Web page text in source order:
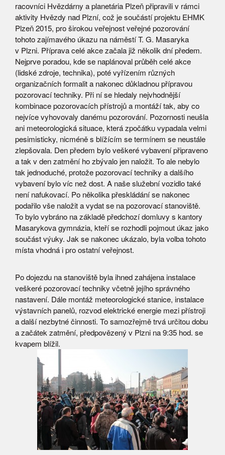
racovníci Hvězdárny a planetária Plzeň připravili v rámci
aktivity Hvězdy nad Plzní, což je součástí projektu EHMK
Plzeň 2015, pro širokou veřejnost veřejné pozorování
tohoto zajímavého úkazu na náměstí T. G. Masaryka
v Plzni. Příprava celé akce začala již několik dní předem.
Nejprve poradou, kde se naplánoval průběh celé akce
(lidské zdroje, technika), poté vyřízením různých
organizačních formalit a nakonec důkladnou přípravou
pozorovací techniky. Při ní se hledaly nejvhodnější
kombinace pozorovacích přístrojů a montáží tak, aby co
nejvíce vyhovovaly danému pozorování. Pozornosti neušla
ani meteorologická situace, která zpočátku vypadala velmi
pesimisticky, nicméně s blížícím se termínem se neustále
zlepšovala. Den předem bylo veškeré vybavení připraveno
a tak v den zatmění ho zbývalo jen naložit. To ale nebylo
tak jednoduché, protože pozorovací techniky a dalšího
vybavení bylo víc než dost. A naše služební vozidlo také
není nafukovací. Po několika přeskládání se nakonec
podařilo vše naložit a vydat se na pozorovací stanoviště.
To bylo vybráno na základě předchozí domluvy s kantory
Masarykova gymnázia, kteří se rozhodli pojmout úkaz jako
součást výuky. Jak se nakonec ukázalo, byla volba tohoto
místa vhodná i pro ostatní veřejnost.
Po dojezdu na stanoviště byla ihned zahájena instalace
veškeré pozorovací techniky včetně jejího správného
nastavení. Dále montáž meteorologické stanice, instalace
výstavních panelů, rozvod elektrické energie mezi přístroji
a další nezbytné činnosti. To samozřejmě trvá určitou dobu
a začátek zatmění, předpovězený v Plzni na 9:35 hod. se
kvapem blížil.